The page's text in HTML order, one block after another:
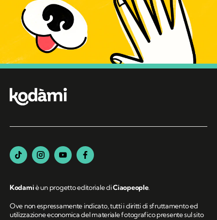
Kodamiè un progetto editoriale diCiaopeople.
Ove non espressamente indicato, tutti i diritti di sfruttamento ed
utilizzazione economica del materiale fotografico presente sul sito